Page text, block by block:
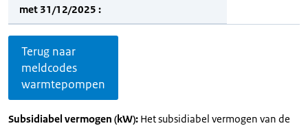
met 31/12/2025 :
Terug naar
meldcodes
warmtepompen
Subsidiabel vermogen (kW): Het subsidiabel vermogen van de